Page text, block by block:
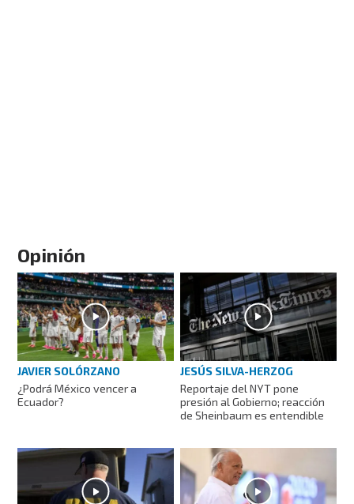
Opinión
JAVIER SOLÓRZANO
¿Podrá México vencer a
Ecuador?
JESÚS SILVA-HERZOG
Reportaje del NYT pone
presión al Gobierno; reacción
de Sheinbaum es entendible